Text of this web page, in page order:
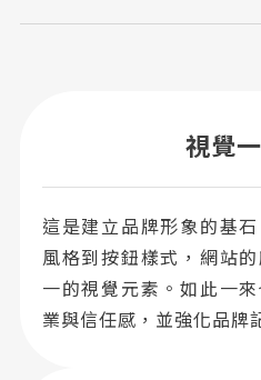
視覺
這是建立品牌形象的基
風格到按鈕樣式，網站
一的視覺元素。如此一
業與信任感，並強化品牌